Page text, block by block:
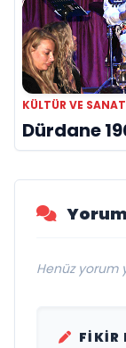
KÜLTÜR VE SANAT
Dürdane
Henüz yorum
FIKIR